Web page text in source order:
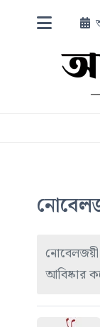
নোবেলজয়ী
আবিষ্কার